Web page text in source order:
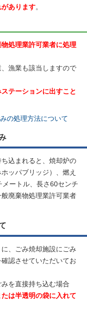
あります。
処理業許可業者に処理
漁業も該当しますので
テーションに出すこと
の処理方法について
込まれると、焼却炉の
ッパブリッジ）、燃え
ートル、長さ60センチ
廃棄物処理業許可業者
、ごみ焼却施設にごみ
認させていただいてお
を直接持ち込む場合
は半透明の袋に入れて